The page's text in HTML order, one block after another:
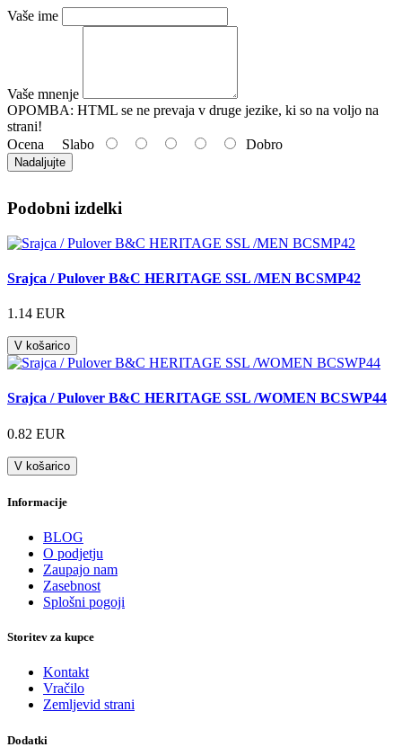
Vaše ime
Vaše mnenje
OPOMBA: HTML se ne prevaja v druge jezike, ki so na voljo na
strani!
Ocena Slabo Dobro
Nadaljujte
Podobni izdelki
Srajca / Pulover B&C HERITAGE SSL /MEN BCSMP42
1.14 EUR
V košarico
Srajca / Pulover B&C HERITAGE SSL /WOMEN BCSWP44
0.82 EUR
V košarico
Informacije
BLOG
O podjetju
Zaupajo nam
Zasebnost
Splošni pogoji
Storitev za kupce
Kontakt
Vračilo
Zemljevid strani
Dodatki